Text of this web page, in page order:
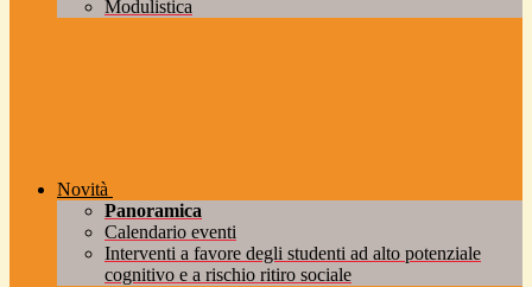
Modulistica
Novità
Panoramica
Calendario eventi
Interventi a favore degli studenti ad alto potenziale
cognitivo e a rischio ritiro sociale